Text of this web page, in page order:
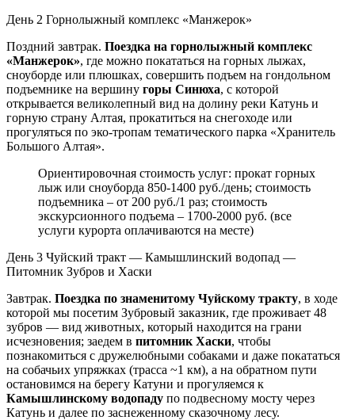
День 2 Горнолыжный комплекс «Манжерок»
Поздний завтрак. Поездка на горнолыжный комплекс
«Манжерок», где можно покататься на горных лыжах,
сноуборде или плюшках, совершить подъем на гондольном
подъемнике на вершину горы Синюха, с которой
открывается великолепный вид на долину реки Катунь и
горную страну Алтая, прокатиться на снегоходе или
прогуляться по эко-тропам тематического парка «Хранитель
Большого Алтая».
Ориентировочная стоимость услуг: прокат горных
лыж или сноуборда 850-1400 руб./день; стоимость
подъемника – от 200 руб./1 раз; стоимость
экскурсионного подъема – 1700-2000 руб. (все
услуги курорта оплачиваются на месте)
День 3 Чуйский тракт — Камышлинский водопад —
Питомник Зубров и Хаски
Завтрак. Поездка по знаменитому Чуйскому тракту, в ходе
которой мы посетим Зубровый заказник, где проживает 48
зубров — вид животных, который находится на грани
исчезновения; заедем в питомник Хаски, чтобы
познакомиться с дружелюбными собаками и даже покататься
на собачьих упряжках (трасса ~1 км), а на обратном пути
остановимся на берегу Катуни и прогуляемся к
Камышлинскому водопаду по подвесному мосту через
Катунь и далее по заснеженному сказочному лесу.